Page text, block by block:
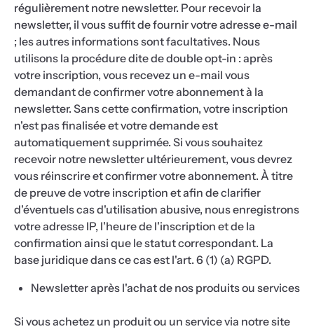
régulièrement notre newsletter. Pour recevoir la
newsletter, il vous suffit de fournir votre adresse e-mail
; les autres informations sont facultatives. Nous
utilisons la procédure dite de double opt-in : après
votre inscription, vous recevez un e-mail vous
demandant de confirmer votre abonnement à la
newsletter. Sans cette confirmation, votre inscription
n'est pas finalisée et votre demande est
automatiquement supprimée. Si vous souhaitez
recevoir notre newsletter ultérieurement, vous devrez
vous réinscrire et confirmer votre abonnement. À titre
de preuve de votre inscription et afin de clarifier
d'éventuels cas d'utilisation abusive, nous enregistrons
votre adresse IP, l'heure de l'inscription et de la
confirmation ainsi que le statut correspondant. La
base juridique dans ce cas est l'art. 6 (1) (a) RGPD.
Newsletter après l'achat de nos produits ou services
Si vous achetez un produit ou un service via notre site